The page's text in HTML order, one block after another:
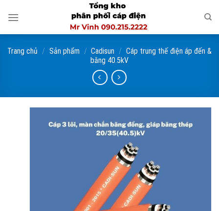
Trang chủ / Sản phẩm / Cadisun / Cáp trung thế điện áp đến &
bằng 40.5kV